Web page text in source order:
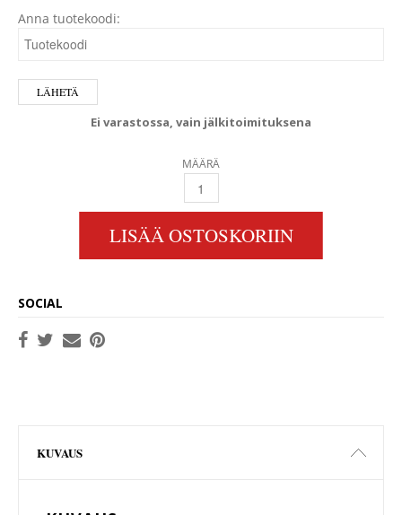
Anna tuotekoodi:
Ei varastossa, vain jälkitoimituksena
MÄÄRÄ
JOHNSON PUMP F5B-19 PUMPPU 24V
LISÄÄ OSTOSKORIIN
SOCIAL
KUVAUS